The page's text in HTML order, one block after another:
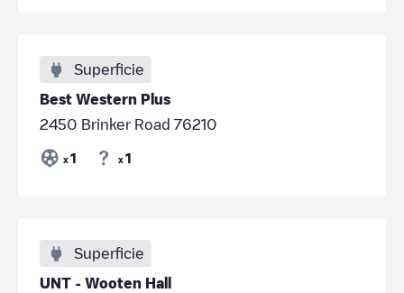
Superficie
Best Western Plus
2450 Brinker Road 76210
x 1 x 1
Superficie
UNT - Wooten Hall